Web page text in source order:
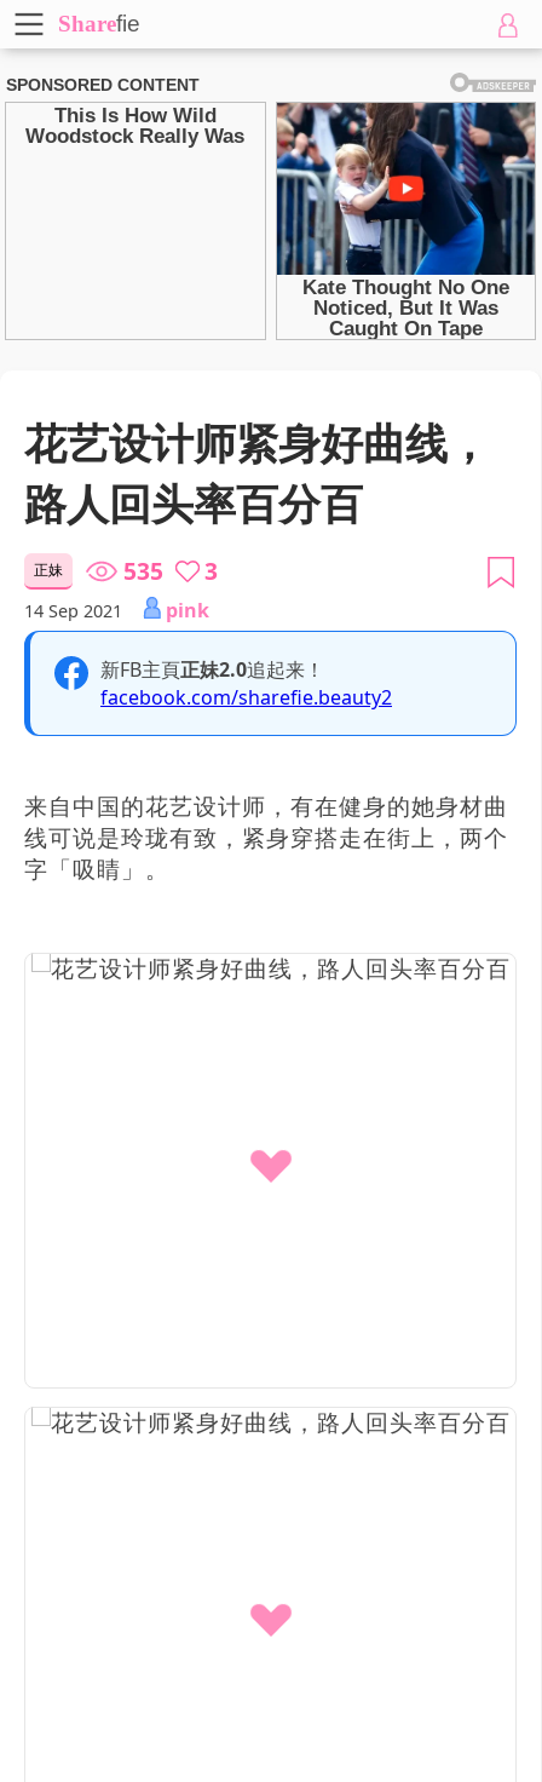
Sharefie
花艺设计师紧身好曲线，
路人回头率百分百
正妹 535 3
14 Sep 2021 pink
新FB主頁正妹2.0追起来！
facebook.com/sharefie.beauty2
来自中国的花艺设计师，有在健身的她身材曲
线可说是玲珑有致，紧身穿搭走在街上，两个
字「吸睛」。